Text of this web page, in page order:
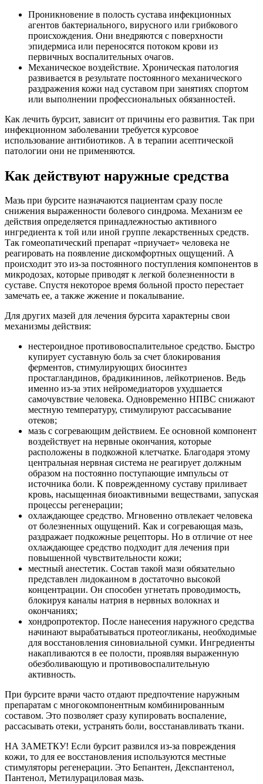
Проникновение в полость сустава инфекционных
агентов бактериального, вирусного или грибкового
происхождения. Они внедряются с поверхности
эпидермиса или переносятся потоком крови из
первичных воспалительных очагов.
Механическое воздействие. Хроническая патология
развивается в результате постоянного механического
раздражения кожи над суставом при занятиях спортом
или выполнении профессиональных обязанностей.
Как лечить бурсит, зависит от причины его развития. Так при
инфекционном заболевании требуется курсовое
использование антибиотиков. А в терапии асептической
патологии они не применяются.
Как действуют наружные средства
Мазь при бурсите назначаются пациентам сразу после
снижения выраженности болевого синдрома. Механизм ее
действия определяется принадлежностью активного
ингредиента к той или иной группе лекарственных средств.
Так гомеопатический препарат «приучает» человека не
реагировать на появление дискомфортных ощущений. А
происходит это из-за постоянного поступления компонентов в
микродозах, которые приводят к легкой болезненности в
суставе. Спустя некоторое время больной просто перестает
замечать ее, а также жжение и покалывание.
Для других мазей для лечения бурсита характерны свои
механизмы действия:
нестероидное противовоспалительное средство. Быстро
купирует суставную боль за счет блокирования
ферментов, стимулирующих биосинтез
простагландинов, брадикининов, лейкотриенов. Ведь
именно из-за этих нейромедиаторов ухудшается
самочувствие человека. Одновременно НПВС снижают
местную температуру, стимулируют рассасывание
отеков;
мазь с согревающим действием. Ее основной компонент
воздействует на нервные окончания, которые
расположены в подкожной клетчатке. Благодаря этому
центральная нервная система не реагирует должным
образом на постоянно поступающие импульсы от
источника боли. К поврежденному суставу приливает
кровь, насыщенная биоактивными веществами, запуская
процессы регенерации;
охлаждающее средство. Мгновенно отвлекает человека
от болезненных ощущений. Как и согревающая мазь,
раздражает подкожные рецепторы. Но в отличие от нее
охлаждающее средство подходит для лечения при
повышенной чувствительности кожи;
местный анестетик. Состав такой мази обязательно
представлен лидокаином в достаточно высокой
концентрации. Он способен угнетать проводимость,
блокируя каналы натрия в нервных волокнах и
окончаниях;
хондропротектор. После нанесения наружного средства
начинают вырабатываться протеогликаны, необходимые
для восстановления синовиальной сумки. Ингредиенты
накапливаются в ее полости, проявляя выраженную
обезболивающую и противовоспалительную
активность.
При бурсите врачи часто отдают предпочтение наружным
препаратам с многокомпонентным комбинированным
составом. Это позволяет сразу купировать воспаление,
рассасывать отеки, устранять боли, восстанавливать ткани.
НА ЗАМЕТКУ! Если бурсит развился из-за повреждения
кожи, то для ее восстановления используются местные
стимуляторы регенерации. Это Бепантен, Декспантенол,
Пантенол, Метилурациловая мазь.